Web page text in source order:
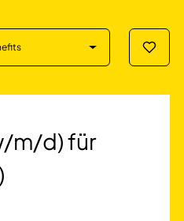
m/
m/d) für